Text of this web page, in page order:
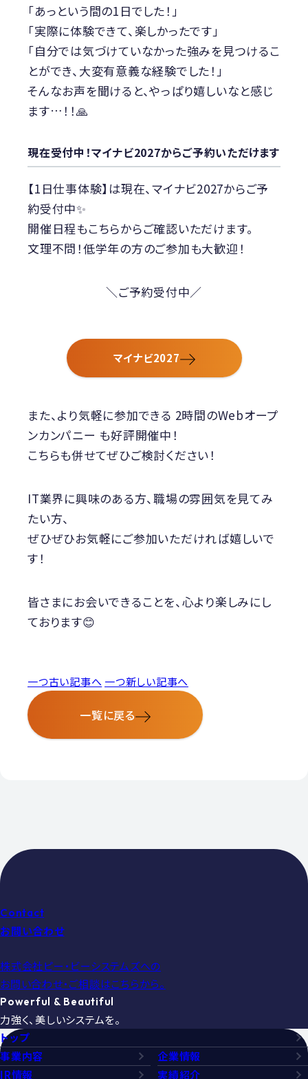
「あっという間の1日でした！」
「実際に体験できて、楽しかったです」
「自分では気づけていなかった強みを見つけるこ
とができ、大変有意義な経験でした！」
そんなお声を聞けると、やっぱり嬉しいなと感じ
ます…！！🙏
現在受付中！マイナビ2027からご予約いただけます
【1日仕事体験】は現在、マイナビ2027からご予
約受付中✨
開催日程もこちらからご確認いただけます。
文理不問！低学年の方のご参加も大歓迎！
＼ご予約受付中／
マイナビ2027
また、より気軽に参加できる 2時間のWebオープ
ンカンパニー も好評開催中！
こちらも併せてぜひご検討ください！
IT業界に興味のある方、職場の雰囲気を見てみ
たい方、
ぜひぜひお気軽にご参加いただければ嬉しいで
す！
皆さまにお会いできることを、心より楽しみにし
ております😊
一つ古い記事へ 一つ新しい記事へ
一覧に戻る
Contact
お問い合わせ
株式会社ピー・ビーシステムズへの
お問い合わせ・ご相談はこちらから。
Powerful & Beautiful
力強く、美しいシステムを。
トップ
事業内容
企業情報
IR情報
実績紹介